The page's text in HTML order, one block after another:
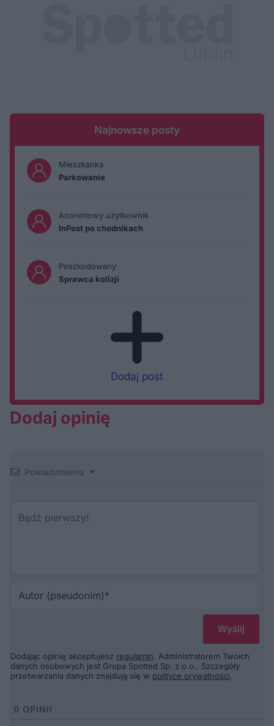
Najnowsze posty
Mieszkanka
Parkowanie
Anonimowy użytkownik
InPost po chodnikach
Poszkodowany
Sprawca kolizji
Dodaj post
Dodaj opinię
Powiadomienia
Dodając opinię akceptujesz regulamin. Administratorem Twoich
danych osobowych jest Grupa Spotted Sp. z o.o.. Szczegóły
przetwarzania danych znajdują się w polityce prywatności.
0 OPINII